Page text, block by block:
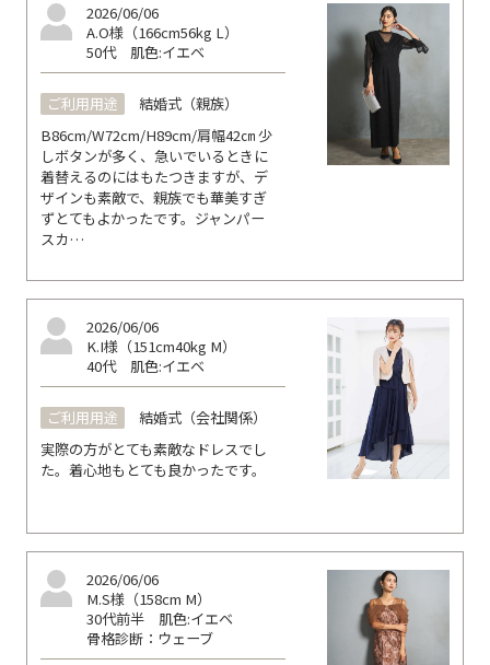
2026/06/06
A.O様（166cm56kg L）
50代 肌色:イエベ
ご利用用途
結婚式（親族）
B86cm/W72cm/H89cm/肩幅42㎝ 少
しボタンが多く、急いでいるときに
着替えるのにはもたつきますが、デ
ザインも素敵で、親族でも華美すぎ
ずとてもよかったです。ジャンパー
スカ…
2026/06/06
K.I様（151cm40kg M）
40代 肌色:イエベ
ご利用用途
結婚式（会社関係）
実際の方がとても素敵なドレスでし
た。着心地もとても良かったです。
2026/06/06
M.S様（158cm M）
30代前半 肌色:イエベ
骨格診断：ウェーブ